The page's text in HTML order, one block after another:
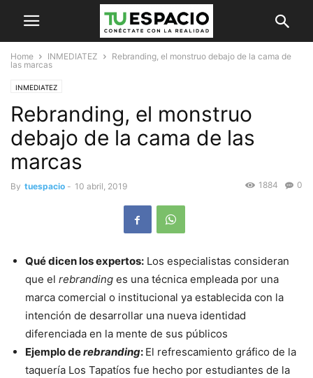
Home INMEDIATEZ
Rebranding, el monstruo debajo de la cama de
las marcas
INMEDIATEZ
Rebranding, el monstruo
debajo de la cama de las
marcas
By tuespacio - 10 abril, 2019 0
1884
Qué dicen los expertos: Los especialistas consideran
que el rebranding es una técnica empleada por una
marca comercial o institucional ya establecida con la
intención de desarrollar una nueva identidad
diferenciada en la mente de sus públicos
Ejemplo derebranding: El refrescamiento gráfico de la
taquería Los Tapatíos fue hecho por estudiantes de la